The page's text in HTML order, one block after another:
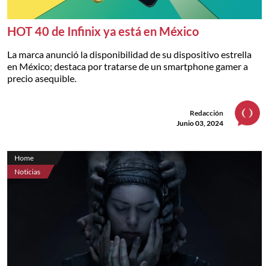
HOT 40 de Infinix ya está en México
La marca anunció la disponibilidad de su dispositivo estrella
en México; destaca por tratarse de un smartphone gamer a
precio asequible.
Redacción
Junio 03, 2024
Home
Noticias